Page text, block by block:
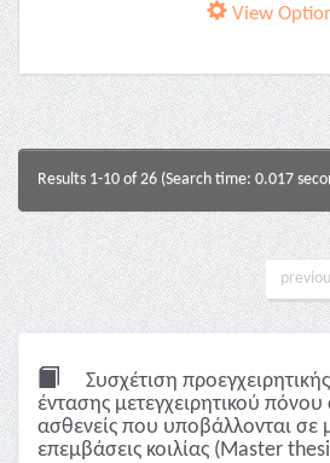
View
Results 1-10 of 26 (Search time: 0.017
Συσχέτιση
έντασης μετεγχειρητικού πόνου
ασθενείς που υποβάλλονται σε
επεμβάσεις κοιλίας (Master